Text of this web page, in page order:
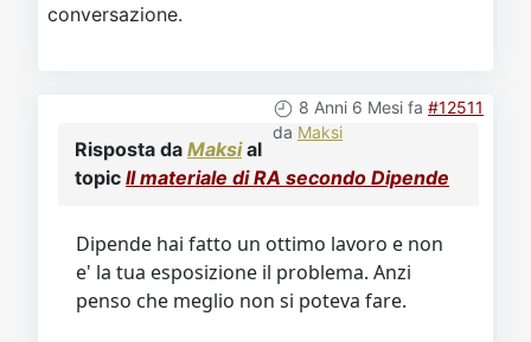
conversazione.
8 Anni 6 Mesi fa #12511
da Maksi
Risposta da Maksial
topic Il materiale di RA secondo Dipende
Dipende hai fatto un ottimo lavoro e non
e' la tua esposizione il problema. Anzi
penso che meglio non si poteva fare.